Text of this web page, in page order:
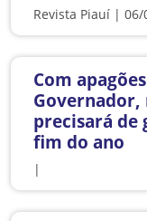
Revista Piauí | 06/
Com
Governador,
precisará de
fim do ano
|